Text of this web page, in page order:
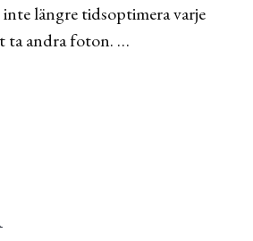
längre tidsoptimera varje
ta andra foton. …